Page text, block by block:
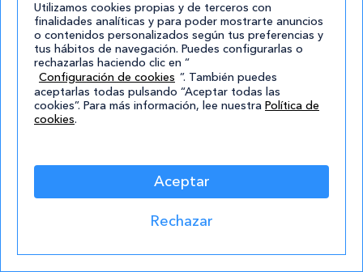
Utilizamos cookies propias y de terceros con
finalidades analíticas y para poder mostrarte anuncios
o contenidos personalizados según tus preferencias y
tus hábitos de navegación. Puedes configurarlas o
rechazarlas haciendo clic en “
Configuración de cookies ”. También puedes
aceptarlas todas pulsando “Aceptar todas las
cookies”. Para más información, lee nuestra Política de
cookies.
Aceptar
Rechazar